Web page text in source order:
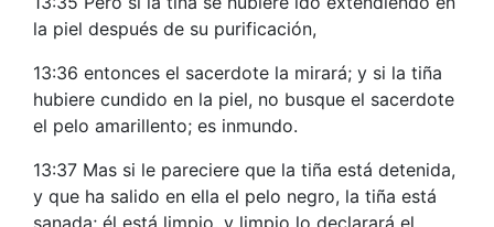
la piel después de su purificación,
13:36 entonces el sacerdote la mirará; y si la tiña
hubiere cundido en la piel, no busque el sacerdote
el pelo amarillento; es inmundo.
13:37 Mas si le pareciere que la tiña está detenida,
y que ha salido en ella el pelo negro, la tiña está
sanada; él está limpio, y limpio lo declarará el